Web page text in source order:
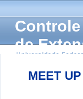
de
Universidade
MEET